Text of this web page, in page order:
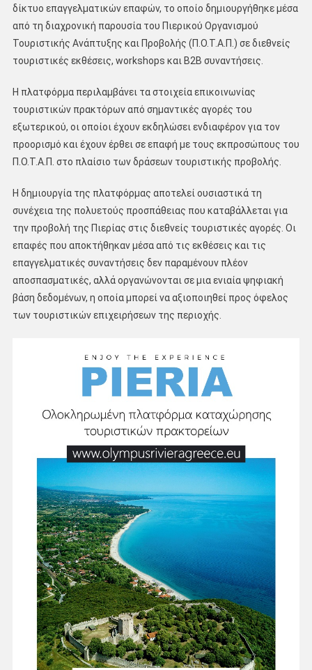
δίκτυο επαγγελματικών επαφών, το οποίο δημιουργήθηκε μέσα
από τη διαχρονική παρουσία του Πιερικού Οργανισμού
Τουριστικής Ανάπτυξης και Προβολής (Π.Ο.Τ.Α.Π.) σε διεθνείς
τουριστικές εκθέσεις, workshops και Β2Β συναντήσεις.
Η πλατφόρμα περιλαμβάνει τα στοιχεία επικοινωνίας
τουριστικών πρακτόρων από σημαντικές αγορές του
εξωτερικού, οι οποίοι έχουν εκδηλώσει ενδιαφέρον για τον
προορισμό και έχουν έρθει σε επαφή με τους εκπροσώπους του
Π.Ο.Τ.Α.Π. στο πλαίσιο των δράσεων τουριστικής προβολής.
Η δημιουργία της πλατφόρμας αποτελεί ουσιαστικά τη
συνέχεια της πολυετούς προσπάθειας που καταβάλλεται για
την προβολή της Πιερίας στις διεθνείς τουριστικές αγορές. Οι
επαφές που αποκτήθηκαν μέσα από τις εκθέσεις και τις
επαγγελματικές συναντήσεις δεν παραμένουν πλέον
αποσπασματικές, αλλά οργανώνονται σε μια ενιαία ψηφιακή
βάση δεδομένων, η οποία μπορεί να αξιοποιηθεί προς όφελος
των τουριστικών επιχειρήσεων της περιοχής.